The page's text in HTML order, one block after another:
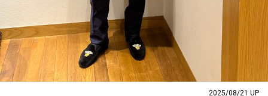
2025/08/21 UP